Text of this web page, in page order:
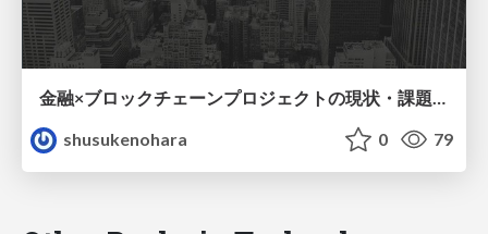
金融×ブロックチェーンプロジェクトの現状・課題・将来
shusukenohara
0 79